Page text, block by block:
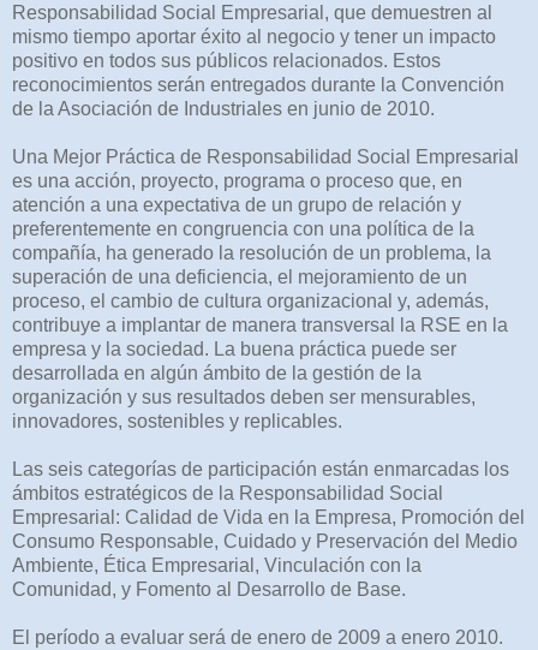
Responsabilidad Social Empresarial, que demuestren al
mismo tiempo aportar éxito al negocio y tener un impacto
positivo en todos sus públicos relacionados. Estos
reconocimientos serán entregados durante la Convención
de la Asociación de Industriales en junio de 2010.
Una Mejor Práctica de Responsabilidad Social Empresarial
es una acción, proyecto, programa o proceso que, en
atención a una expectativa de un grupo de relación y
preferentemente en congruencia con una política de la
compañía, ha generado la resolución de un problema, la
superación de una deficiencia, el mejoramiento de un
proceso, el cambio de cultura organizacional y, además,
contribuye a implantar de manera transversal la RSE en la
empresa y la sociedad. La buena práctica puede ser
desarrollada en algún ámbito de la gestión de la
organización y sus resultados deben ser mensurables,
innovadores, sostenibles y replicables.
Las seis categorías de participación están enmarcadas los
ámbitos estratégicos de la Responsabilidad Social
Empresarial: Calidad de Vida en la Empresa, Promoción del
Consumo Responsable, Cuidado y Preservación del Medio
Ambiente, Ética Empresarial, Vinculación con la
Comunidad, y Fomento al Desarrollo de Base.
El período a evaluar será de enero de 2009 a enero 2010.